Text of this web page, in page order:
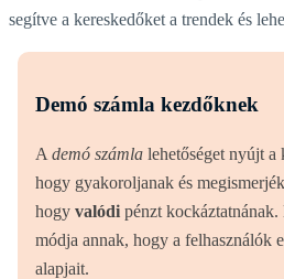
segítve a kereskedőket a trendek és
Demó számla kezdőknek
A demó számla lehetőséget nyújt a
hogy gyakoroljanak és
hogy valódi pénzt
módja annak, hogy a felhasználók
alapjait.